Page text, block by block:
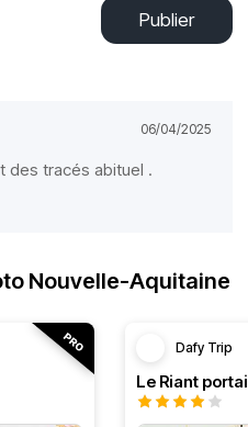
Publier
06/04/2025
des tracés abituel .
Nouvelle-Aquitaine
Dafy Trip
Le Riant